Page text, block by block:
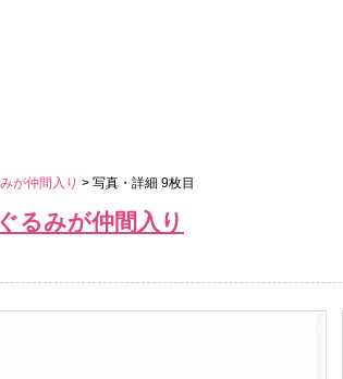
が仲間入り > 写真・詳細 9枚目
るみが仲間入り